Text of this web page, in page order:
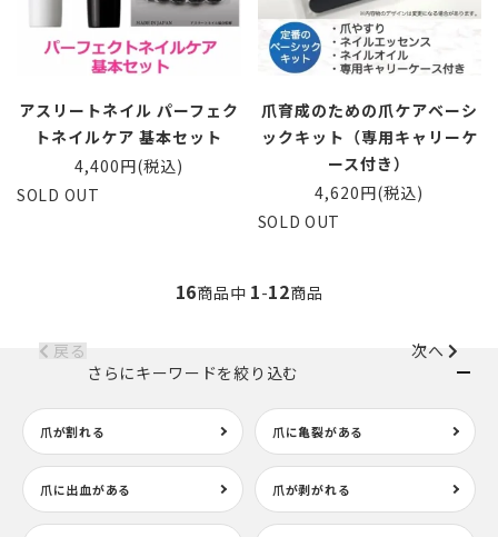
アスリートネイル パーフェク
トネイルケア 基本セット
4,400円(税込)
SOLD OUT
爪育成のための爪ケアベーシ
ックキット（専用キャリーケ
ース付き）
4,620円(税込)
SOLD OUT
16商品中 1-12商品
戻る
次へ
さらにキーワードを絞り込む
爪が割れる 爪に亀裂がある
爪に出血がある 爪が剥がれる